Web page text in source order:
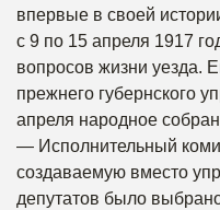
впервые в своей
с 9 по 15 апреля 1917
вопросов жизни уезда.
прежнего губернского
апреля народное
— Исполнительный
создаваемую вместо
депутатов было